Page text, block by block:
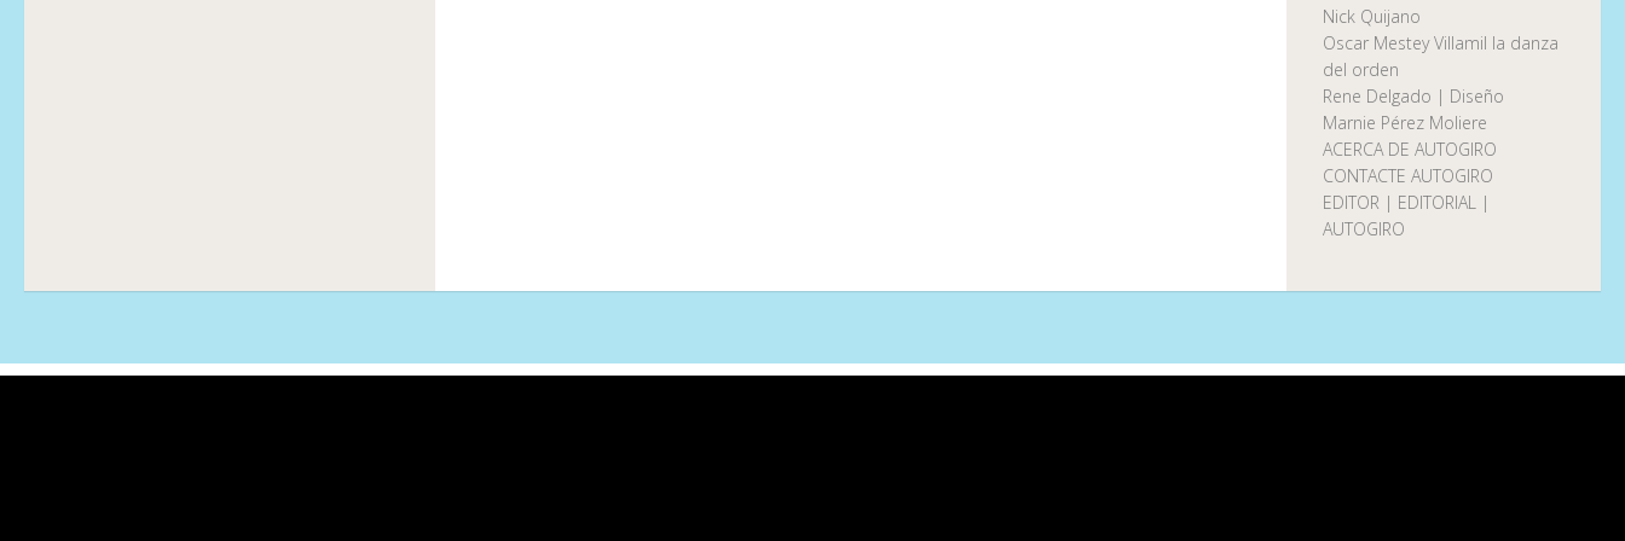
Nick Quijano
Oscar Mestey Villamil la danza
del orden
Rene Delgado | Diseño
Marnie Pérez Moliere
ACERCA DE AUTOGIRO
CONTACTE AUTOGIRO
EDITOR | EDITORIAL |
AUTOGIRO